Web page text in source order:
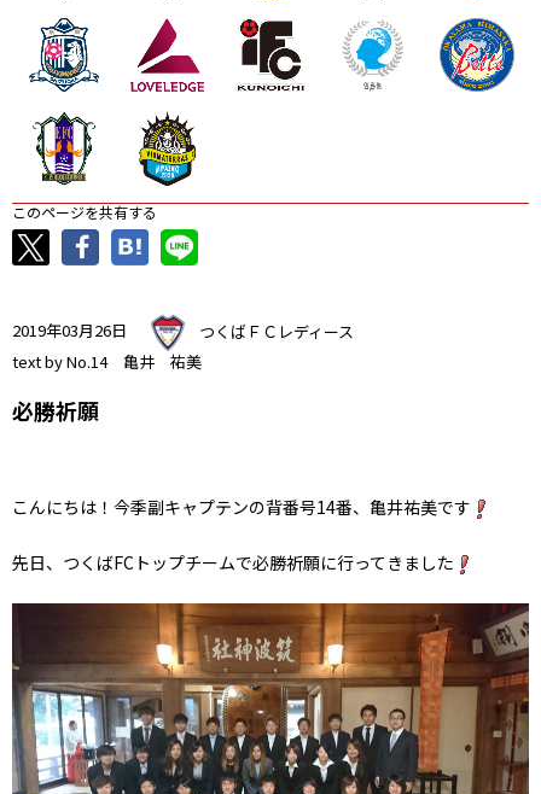
このページを共有する
2019年03月26日
つくばＦＣレディース
text by No.14 亀井 祐美
必勝祈願
こんにちは！今季副キャプテンの背番号14番、亀井祐美です
先日、つくばFCトップチームで必勝祈願に行ってきました